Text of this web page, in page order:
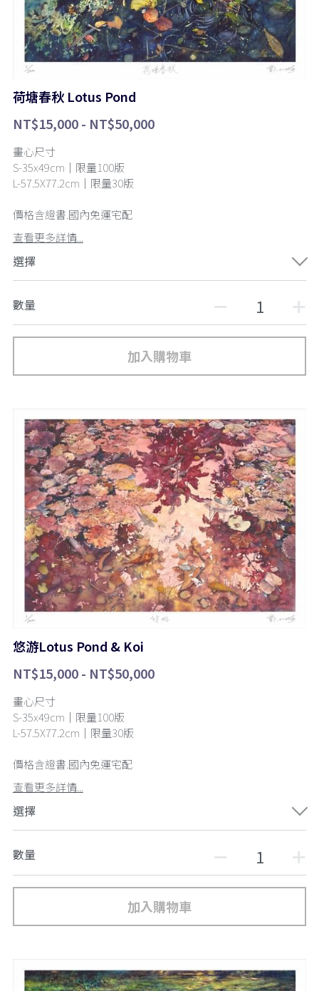
荷塘春秋 Lotus Pond
NT$15,000 - NT$50,000
畫心尺寸
S-35x49cm｜限量100版
L-57.5X77.2cm｜限量30版
價格含證書.國內免運宅配
查看更多詳情...
選擇
數量
加入購物車
悠游Lotus Pond & Koi
NT$15,000 - NT$50,000
畫心尺寸
S-35x49cm｜限量100版
L-57.5X77.2cm｜限量30版
價格含證書.國內免運宅配
查看更多詳情...
選擇
數量
加入購物車